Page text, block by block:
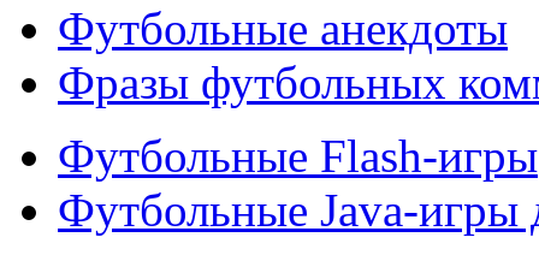
Футбольные анекдоты
Фразы футбольных
Футбольные Flash-игры
Футбольные Java-игры